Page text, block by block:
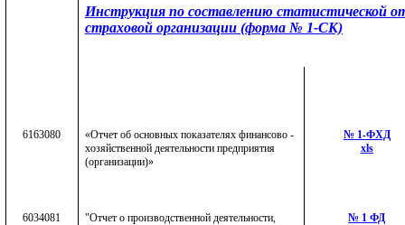
Инструкция по составлению статистической
страховой организации (форма № 1-СК)
6163080
«Отчет об основных показателях финансово -
хозяйственной деятельности предприятия
(организации)»
№ 1-ФХД
xls
6034081
"Отчет о производственной деятельности,
№ 1 ФД